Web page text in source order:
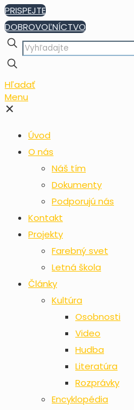
PRISPEJTE
DOBROVOĽNÍCTVO
Hľadať
Menu
✕
Úvod
O nás
Náš tím
Dokumenty
Podporujú nás
Kontakt
Projekty
Farebný svet
Letná škola
Články
Kultúra
Osobnosti
Video
Hudba
Literatúra
Rozprávky
Encyklopédia